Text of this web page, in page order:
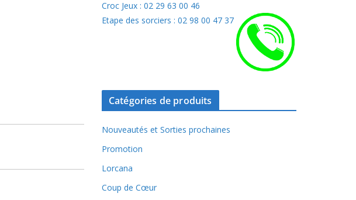
Croc Jeux : 02 29 63 00 46
Etape des sorciers : 02 98 00 47 37
Catégories de produits
Nouveautés et Sorties prochaines
Promotion
Lorcana
Coup de Cœur